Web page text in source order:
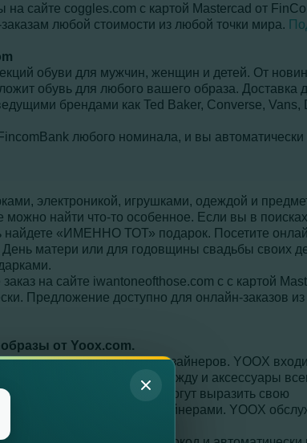
на сайте coggles.com с картой Mastercad от
любой стоимости из любой точки мира.
обуви для мужчин, женщин и детей. От
обувь для любого вашего образа. Доставка
брендами как Ted Baker, Converse, Vans,
любого номинала, и вы автоматически
электроникой, игрушками, одеждой и
можно найти что-то особенное. Если вы в
найдете «ИМЕННО ТОТ» подарок. Посетите
матери или для годовщины свадьбы своих
на сайте iwantoneofthose.com с с картой
Предложение доступно для онлайн-заказов
от Yoox.com.
престижных мировых дизайнеров. YOOX
торговли предлагает одежду и аксессуары
клиенты со всего мира могут выразить свою
созданы известными дизайнерами. YOOX